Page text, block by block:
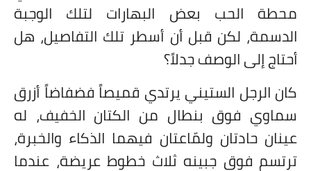
محطة الحب بعض البهارات لتلك الوجبة
الدسمة، لكن قبل أن أسطر تلك التفاصيل، هل
أحتاج إلى الوصف جدلاً؟
كان الرجل الستيني يرتدي قميصاً فضفاضاً أزرق
سماوي فوق بنطال من الكتان الخفيف، له
عينان حادتان ولمّاعتان فيهما الذكاء والخبرة،
ترتسم فوق جبينه ثلاث خطوط عريضة، عندما